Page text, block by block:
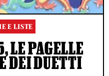
E LISTE
LE PAGELLE
DEI DUETTI